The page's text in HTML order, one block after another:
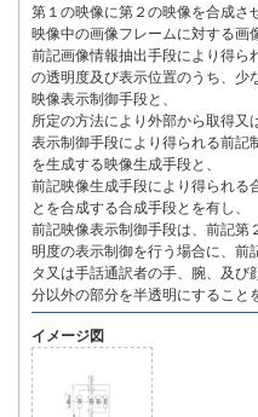
第１の映像に第２の映像を合成さ
映像中の画像フレームに対する画
前記画像情報抽出手段により得ら
の透明度及び表示位置のうち、少
映像表示制御手段と、
所定の方法により外部から取得又
表示制御手段により得られる前記
を生成する映像生成手段と、
前記映像生成手段により得られる
とを合成する合成手段とを有し、
前記映像表示制御手段は、前記第
明度の表示制御を行う場合に、前
タ又は手話通訳者の手、腕、及び
分以外の部分を半透明にすること
イメージ図